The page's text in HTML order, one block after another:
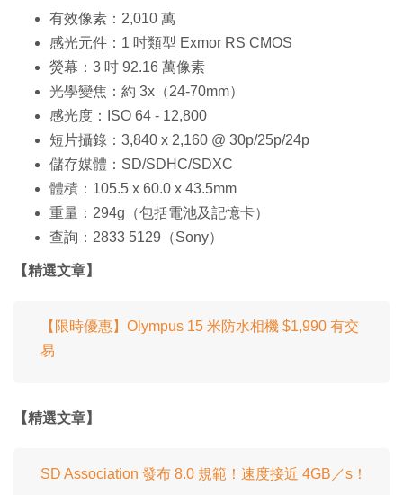
有效像素：2,010 萬
感光元件：1 吋類型 Exmor RS CMOS
熒幕：3 吋 92.16 萬像素
光學變焦：約 3x（24-70mm）
感光度：ISO 64 - 12,800
短片攝錄：3,840 x 2,160 @ 30p/25p/24p
儲存媒體：SD/SDHC/SDXC
體積：105.5 x 60.0 x 43.5mm
重量：294g（包括電池及記憶卡）
查詢：2833 5129（Sony）
【精選文章】
【限時優惠】Olympus 15 米防水相機 $1,990 有交
易
【精選文章】
SD Association 發布 8.0 規範！速度接近 4GB／s！